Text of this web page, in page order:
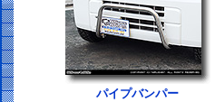
パイプバンパー